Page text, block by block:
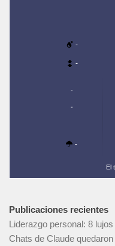
-
-
-
-
-
El
Publicaciones recientes
Liderazgo personal: 8
Chats de Claude